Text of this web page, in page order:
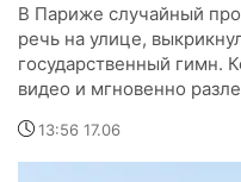
В Париже случайный
речь на улице,
государственный гимн.
видео и мгновенно
13:56 17.06